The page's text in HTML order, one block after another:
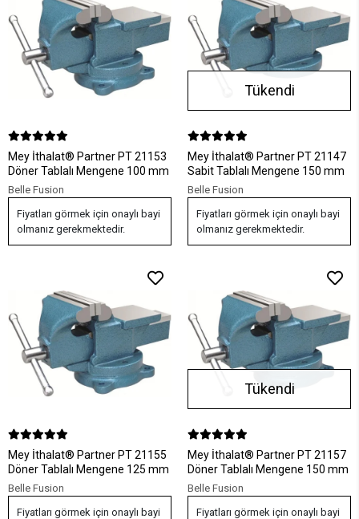
Mey İthalat® Partner PT 21153
Döner Tablalı Mengene 100 mm
Belle Fusion
Fiyatları görmek için onaylı bayi
olmanız gerekmektedir.
Tükendi
Mey İthalat® Partner PT 21147
Sabit Tablalı Mengene 150 mm
Belle Fusion
Fiyatları görmek için onaylı bayi
olmanız gerekmektedir.
Mey İthalat® Partner PT 21155
Döner Tablalı Mengene 125 mm
Belle Fusion
Fiyatları görmek için onaylı bayi
Tükendi
Mey İthalat® Partner PT 21157
Döner Tablalı Mengene 150 mm
Belle Fusion
Fiyatları görmek için onaylı bayi